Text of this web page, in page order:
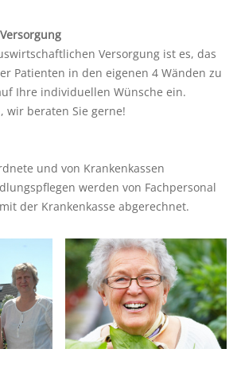
Versorgung ist es, das
Patienten in den eigenen 4 Wänden zu
Ihre individuellen Wünsche ein.
wir beraten Sie gerne!
und von Krankenkassen
werden von Fachpersonal
der Krankenkasse abgerechnet.